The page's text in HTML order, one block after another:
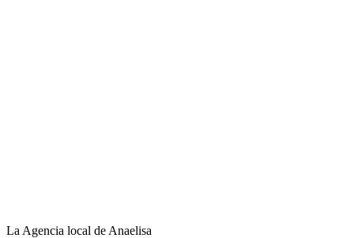
La Agencia local de Anaelisa